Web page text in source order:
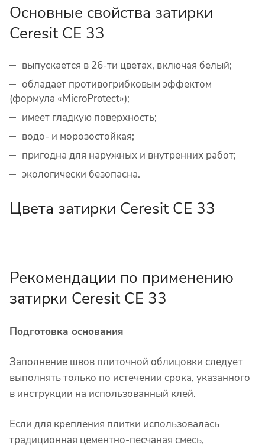
Основные свойства затирки
Ceresit CE 33
выпускается в 26-ти цветах, включая белый;
обладает противогрибковым эффектом
(формула «MicroProtect»);
имеет гладкую поверхность;
водо- и морозостойкая;
пригодна для наружных и внутренних работ;
экологически безопасна.
Цвета затирки Ceresit CE 33
Рекомендации по применению
затирки Ceresit CE 33
Подготовка основания
Заполнение швов плиточной облицовки следует
выполнять только по истечении срока, указанного
в инструкции на использованный клей.
Если для крепления плитки использовалась
традиционная цементно-песчаная смесь,